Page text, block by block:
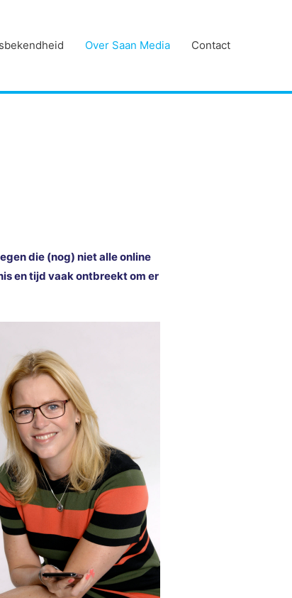
Over Saan Media Contact
die (nog) niet alle online
en tijd vaak ontbreekt om er